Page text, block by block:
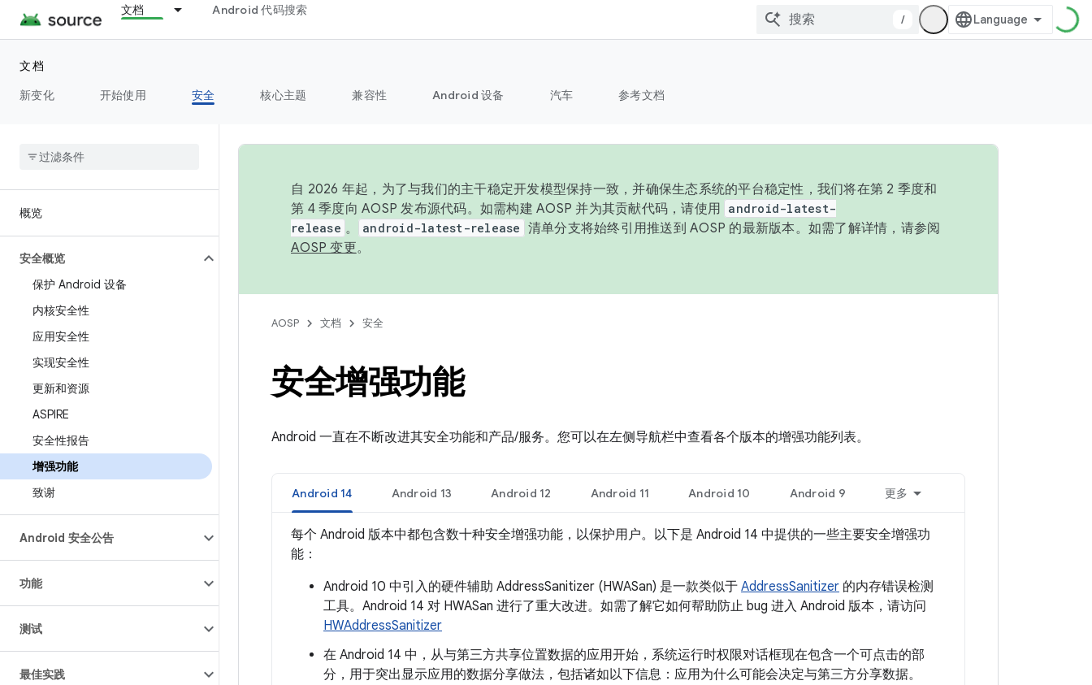
文档 Android 代码搜索
/
文档
新变化
开始使用 安全 核心主题 兼容性 Android 设备 汽车 参考文档
概览
安全概览
保护 Android 设备
内核安全性
应用安全性
实现安全性
更新和资源
ASPIRE
安全性报告
增强功能
致谢
Android 安全公告
功能
测试
最佳实践
自 2026 年起，为了与我们的主干稳定开发模型保持一致，并确保生态系统的平台稳定性，我们将在第 2 季度和
第 4 季度向 AOSP 发布源代码。如需构建 AOSP 并为其贡献代码，请使用 android-latest-
release 。 android-latest-release 清单分支将始终引用推送到 AOSP 的最新版本。如需了解详情，请参阅
AOSP 变更。
AOSP 文档 安全
安全增强功能
Android 一直在不断改进其安全功能和产品/服务。您可以在左侧导航栏中查看各个版本的增强功能列表。
Android 14 Android 13 Android 12 Android 11 Android 10 Android 9 更多
每个 Android 版本中都包含数十种安全增强功能，以保护用户。以下是 Android 14 中提供的一些主要安全增强功
能：
Android 10 中引入的硬件辅助 AddressSanitizer (HWASan) 是一款类似于 AddressSanitizer 的内存错误检测
工具。Android 14 对 HWASan 进行了重大改进。如需了解它如何帮助防止 bug 进入 Android 版本，请访问
HWAddressSanitizer
在 Android 14 中，从与第三方共享位置数据的应用开始，系统运行时权限对话框现在包含一个可点击的部
分，用于突出显示应用的数据分享做法，包括诸如以下信息：应用为什么可能会决定与第三方分享数据。